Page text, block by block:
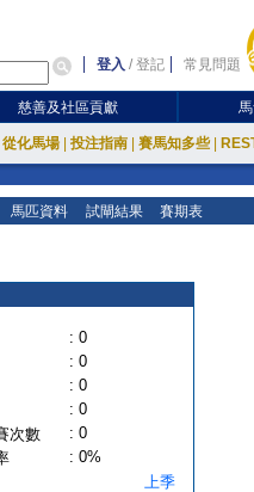
登入 /登記 常見問題
慈善及社區貢獻
從化馬場 投注指南 賽馬知多些
馬匹資料 試閘結果 賽期表
: 0
: 0
: 0
: 0
次數
: 0
: 0%
上季